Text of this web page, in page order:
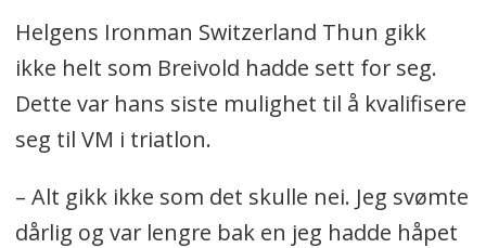
Helgens Ironman Switzerland Thun gikk
ikke helt som Breivold hadde sett for seg.
Dette var hans siste mulighet til å kvalifisere
seg til VM i triatlon.
– Alt gikk ikke som det skulle nei. Jeg svømte
dårlig og var lengre bak en jeg hadde håpet